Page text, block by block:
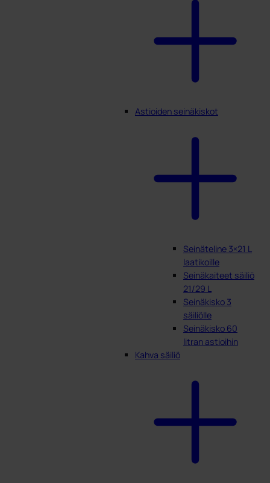
Astioiden seinäkiskot
Seinäteline 3×21 L
laatikoille
Seinäkaiteet säiliö
21/29 L
Seinäkisko 3
säiliölle
Seinäkisko 60
litran astioihin
Kahva säiliö